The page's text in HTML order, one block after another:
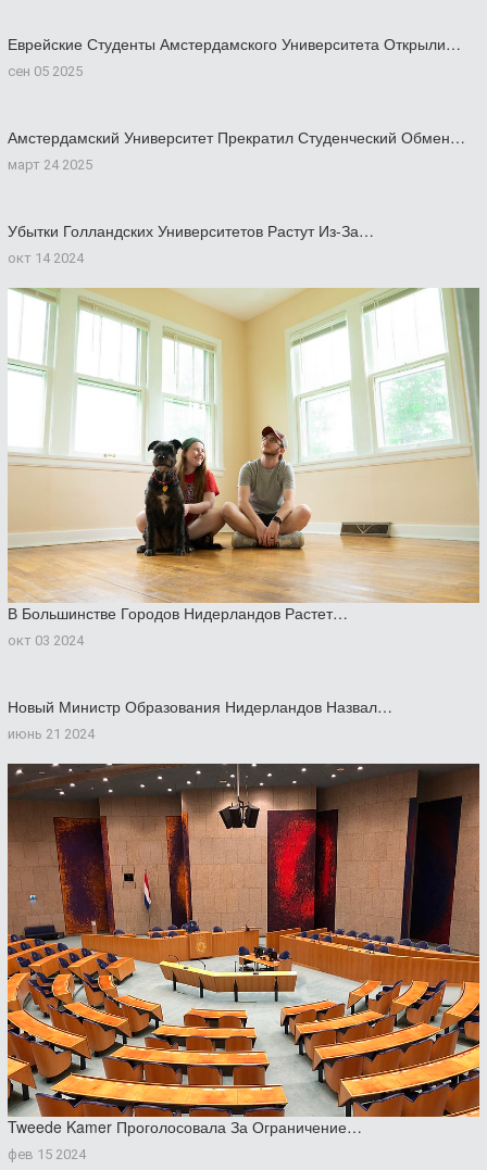
Еврейские Студенты Амстердамского Университета Открыли…
сен 05 2025
Амстердамский Университет Прекратил Студенческий Обмен…
март 24 2025
Убытки Голландских Университетов Растут Из-За…
окт 14 2024
В Большинстве Городов Нидерландов Растет…
окт 03 2024
Новый Министр Образования Нидерландов Назвал…
июнь 21 2024
Tweede Kamer Проголосовала За Ограничение…
фев 15 2024